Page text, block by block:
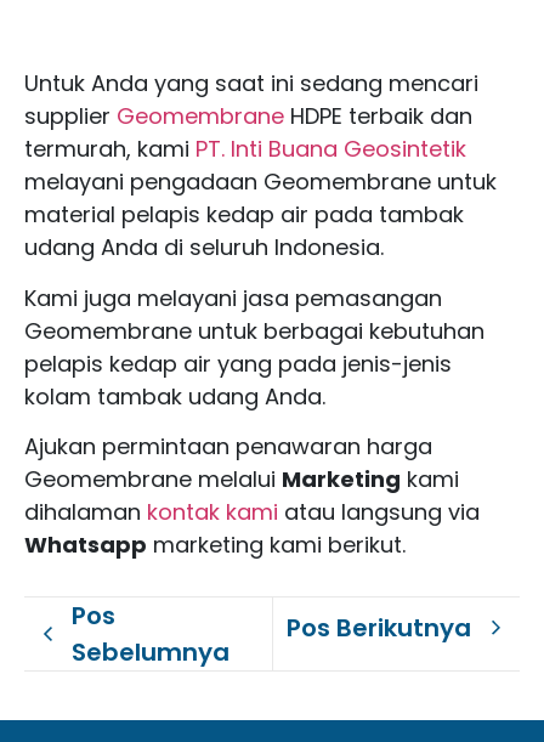
Untuk Anda yang saat ini sedang mencari
supplier Geomembrane HDPE terbaik dan
termurah, kami PT. Inti Buana Geosintetik
melayani pengadaan Geomembrane untuk
material pelapis kedap air pada tambak
udang Anda di seluruh Indonesia.
Kami juga melayani jasa pemasangan
Geomembrane untuk berbagai kebutuhan
pelapis kedap air yang pada jenis-jenis
kolam tambak udang Anda.
Ajukan permintaan penawaran harga
Geomembrane melalui Marketing kami
dihalaman kontak kami atau langsung via
Whatsapp marketing kami berikut.
Pos
Sebelumnya
Pos Berikutnya